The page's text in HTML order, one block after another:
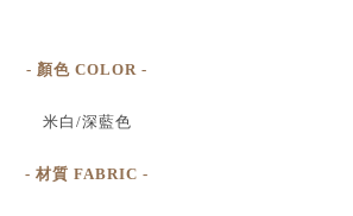
- 顏色 COLOR -
米白/深藍色
- 材質 FABRIC -